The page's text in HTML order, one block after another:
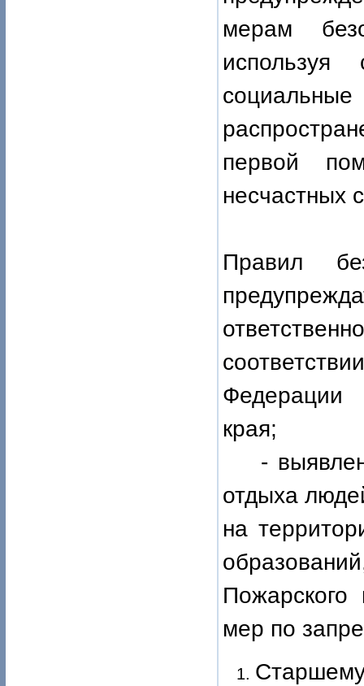
мерам
используя
первой
несчастных
Правил
Федерации
края;
-
отдыха
на
образований
Пожарского
мер по
Старшему